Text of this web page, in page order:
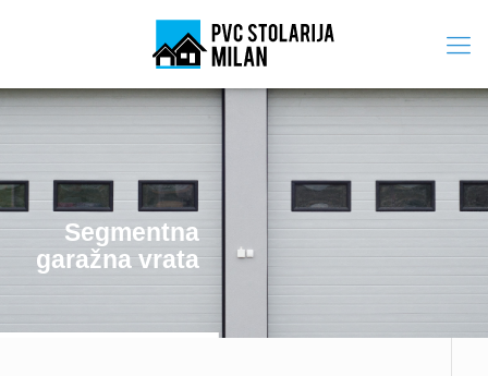
Segmentna
garažna vrata